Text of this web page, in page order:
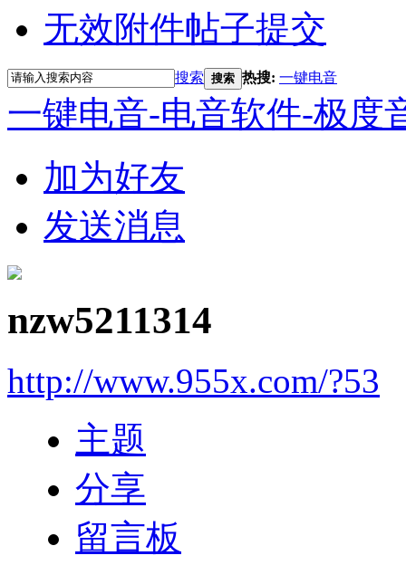
无效附件帖子提交
搜索 搜索 热搜: 一键电音
一键电音-电音软件-极度
加为好友
发送消息
nzw5211314
http://www.955x.com/?53
主题
分享
留言板